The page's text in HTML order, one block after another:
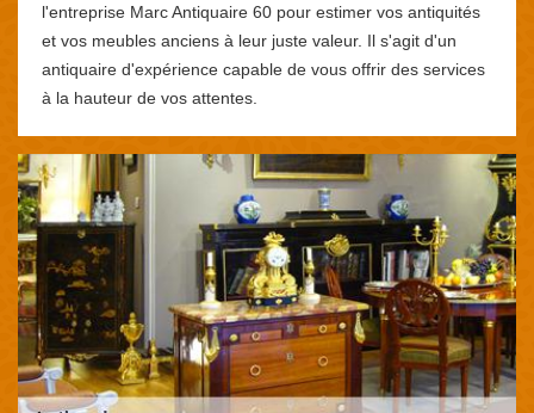
l'entreprise Marc Antiquaire 60 pour estimer vos antiquités
et vos meubles anciens à leur juste valeur. Il s'agit d'un
antiquaire d'expérience capable de vous offrir des services
à la hauteur de vos attentes.